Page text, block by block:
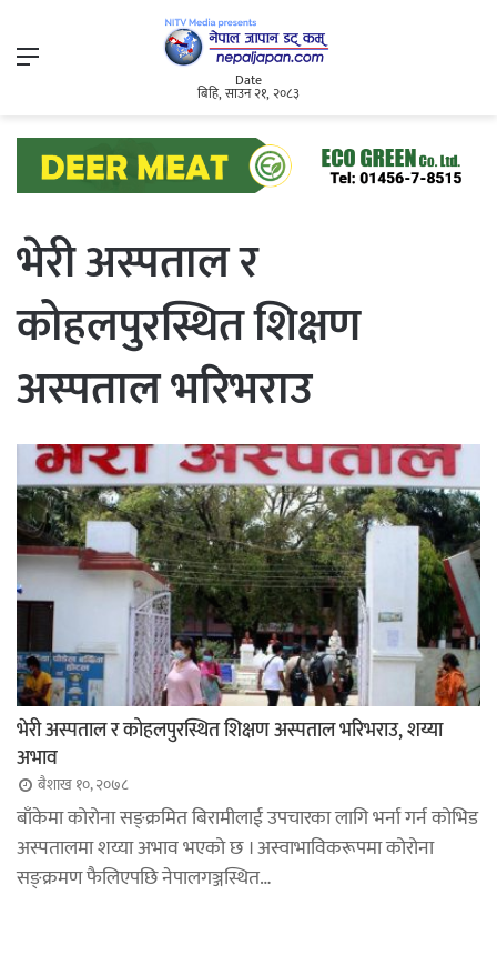
Menu
Date
बिहि, साउन २१, २०८३
भेरी अस्पताल र
कोहलपुरस्थित शिक्षण
अस्पताल भरिभराउ
भेरी अस्पताल र कोहलपुरस्थित शिक्षण अस्पताल भरिभराउ, शय्या
अभाव
बैशाख १०, २०७८
बाँकेमा कोरोना सङ्क्रमित बिरामीलाई उपचारका लागि भर्ना गर्न कोभिड
अस्पतालमा शय्या अभाव भएको छ । अस्वाभाविकरूपमा कोरोना
सङ्क्रमण फैलिएपछि नेपालगञ्जस्थित…